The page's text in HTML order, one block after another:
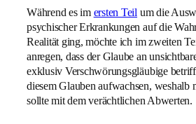
Während es im ersten Teil um die
psychischer Erkrankungen auf die
Realität ging, möchte ich im zweiten
anregen, dass der Glaube an
exklusiv Verschwörungsgläubige
diesem Glauben aufwachsen, weshalb
sollte mit dem verächtlichen Abwerten.